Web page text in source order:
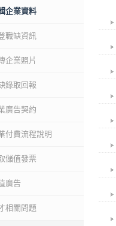
企業資料
職缺資訊
企業照片
錄取回報
廣告契約
付費流程說明
儲值發票
廣告
相關問題